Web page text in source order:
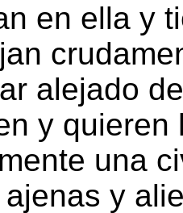
en ella y
alejado
y quieren
una
y